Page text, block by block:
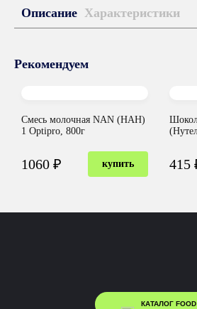
Описание Характеристики
Рекомендуем
Смесь молочная NAN (НАН)
1 Optipro, 800г
1060 ₽ купить 415
КАТАЛОГ FOOD